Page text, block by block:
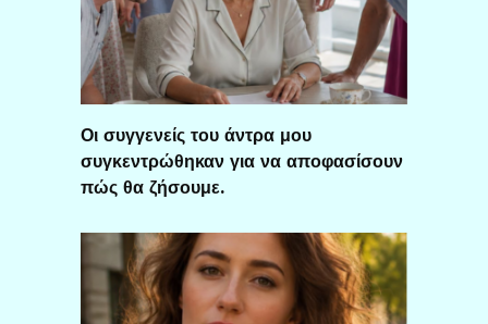
Οι συγγενείς του άντρα μου
συγκεντρώθηκαν για να αποφασίσουν
πώς θα ζήσουμε.